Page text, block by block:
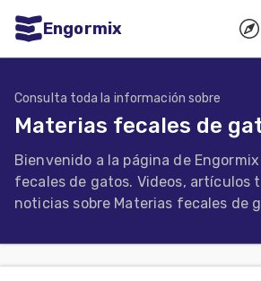
Engormix
Agricultura
Balanceados
Avicultura
Consulta toda la información sobre
Materias fecales de
Bienvenido a la página de
fecales de gatos. Videos, artículos
noticias sobre Materias fecales de